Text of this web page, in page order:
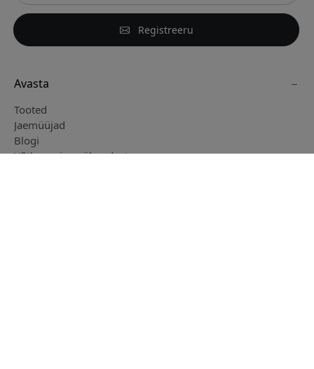
Registreeru
Avasta
Tooted
Jaemüüjad
Blogi
Võtke meiega ühendust